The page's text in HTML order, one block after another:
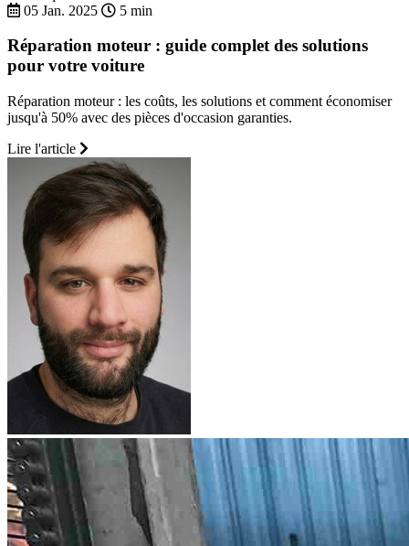
05 Jan. 2025
5 min
Réparation moteur : guide complet des solutions
pour votre voiture
Réparation moteur : les coûts, les solutions et comment économiser
jusqu'à 50% avec des pièces d'occasion garanties.
Lire l'article